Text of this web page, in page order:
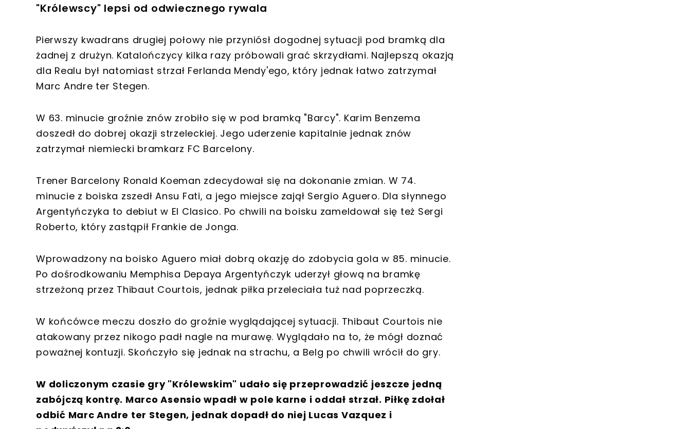
"Królewscy" lepsi od odwiecznego rywala
Pierwszy kwadrans drugiej połowy nie przyniósł dogodnej sytuacji pod bramką dla
żadnej z drużyn. Katalończycy kilka razy próbowali grać skrzydłami. Najlepszą okazją
dla Realu był natomiast strzał Ferlanda Mendy'ego, który jednak łatwo zatrzymał
Marc Andre ter Stegen.
W 63. minucie groźnie znów zrobiło się w pod bramką "Barcy". Karim Benzema
doszedł do dobrej okazji strzeleckiej. Jego uderzenie kapitalnie jednak znów
zatrzymał niemiecki bramkarz FC Barcelony.
Trener Barcelony Ronald Koeman zdecydował się na dokonanie zmian. W 74.
minucie z boiska zszedł Ansu Fati, a jego miejsce zajął Sergio Aguero. Dla słynnego
Argentyńczyka to debiut w El Clasico. Po chwili na boisku zameldował się też Sergi
Roberto, który zastąpił Frankie de Jonga.
Wprowadzony na boisko Aguero miał dobrą okazję do zdobycia gola w 85. minucie.
Po dośrodkowaniu Memphisa Depaya Argentyńczyk uderzył głową na bramkę
strzeżoną przez Thibaut Courtois, jednak piłka przeleciała tuż nad poprzeczką.
W końcówce meczu doszło do groźnie wyglądającej sytuacji. Thibaut Courtois nie
atakowany przez nikogo padł nagle na murawę. Wyglądało na to, że mógł doznać
poważnej kontuzji. Skończyło się jednak na strachu, a Belg po chwili wrócił do gry.
W doliczonym czasie gry "Królewskim" udało się przeprowadzić jeszcze jedną
zabójczą kontrę. Marco Asensio wpadł w pole karne i oddał strzał. Piłkę zdołał
odbić Marc Andre ter Stegen, jednak dopadł do niej Lucas Vazquez i